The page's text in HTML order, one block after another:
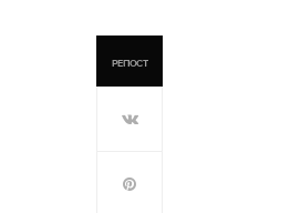
РЕПОСТ